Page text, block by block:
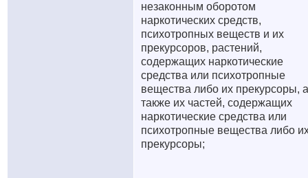
незаконным оборотом
наркотических средств,
психотропных веществ и их
прекурсоров, растений,
содержащих наркотические
средства или психотропные
вещества либо их прекурсоры, а
также их частей, содержащих
наркотические средства или
психотропные вещества либо
прекурсоры;